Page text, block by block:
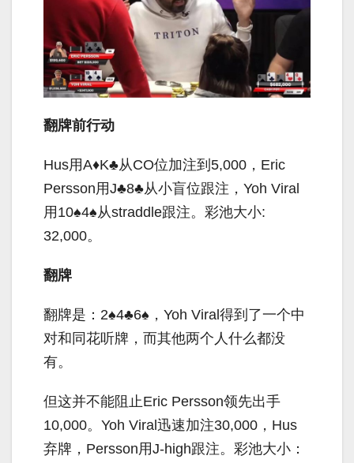
翻牌前行动
Hus用A♦K♣从CO位加注到5,000，Eric
Persson用J♣8♣从小盲位跟注，Yoh Viral
用10♠4♠从straddle跟注。彩池大小:
32,000。
翻牌
翻牌是：2♠4♣6♠，Yoh Viral得到了一个中
对和同花听牌，而其他两个人什么都没
有。
但这并不能阻止Eric Persson领先出手
10,000。Yoh Viral迅速加注30,000，Hus
弃牌，Persson用J-high跟注。彩池大小：